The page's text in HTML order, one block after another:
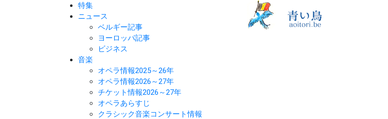
特集
ニュース
ベルギー記事
ヨーロッパ記事
ビジネス
音楽
オペラ情報2025～26年
オペラ情報2026～27年
チケット情報2026～27年
オペラあらすじ
クラシック音楽コンサート情報